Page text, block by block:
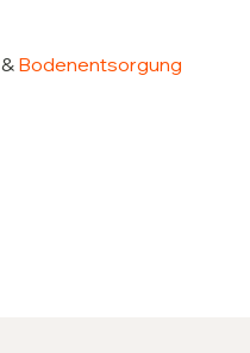
& Bodenentsorgung